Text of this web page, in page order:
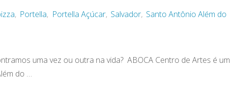
, Portella, Portella Açúcar, Salvador, Santo Antônio Além do
uma vez ou outra na vida? ABOCA Centro de Artes é um
do …